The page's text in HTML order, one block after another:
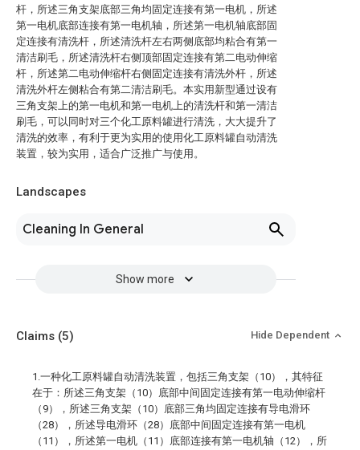
杆，所述三角支架底部三角均固定连接有第一电机，所述
第一电机底部连接有第一电机轴，所述第一电机轴底部固
定连接有清洗杆，所述清洗杆左右两侧底部均粘合有第一
清洁刷毛，所述清洗杆右侧顶部固定连接有第二电动伸缩
杆，所述第二电动伸缩杆右侧固定连接有清洗外杆，所述
清洗外杆左侧粘合有第二清洁刷毛。本实用新型通过设有
三角支架上的第一电机和第一电机上的清洗杆和第一清洁
刷毛，可以同时对三个化工原料罐进行清洗，大大提升了
清洗的效率，有利于更为实用的使用化工原料罐自动清洗
装置，较为实用，适合广泛推广与使用。
Landscapes
Cleaning In General
Show more
Claims (5) Hide Dependent
1.一种化工原料罐自动清洗装置，包括三角支架（10），其特征
在于：所述三角支架（10）底部中间固定连接有第一电动伸缩杆
（9），所述三角支架（10）底部三角均固定连接有导电滑环
（28），所述导电滑环（28）底部中间固定连接有第一电机
（11），所述第一电机（11）底部连接有第一电机轴（12），所